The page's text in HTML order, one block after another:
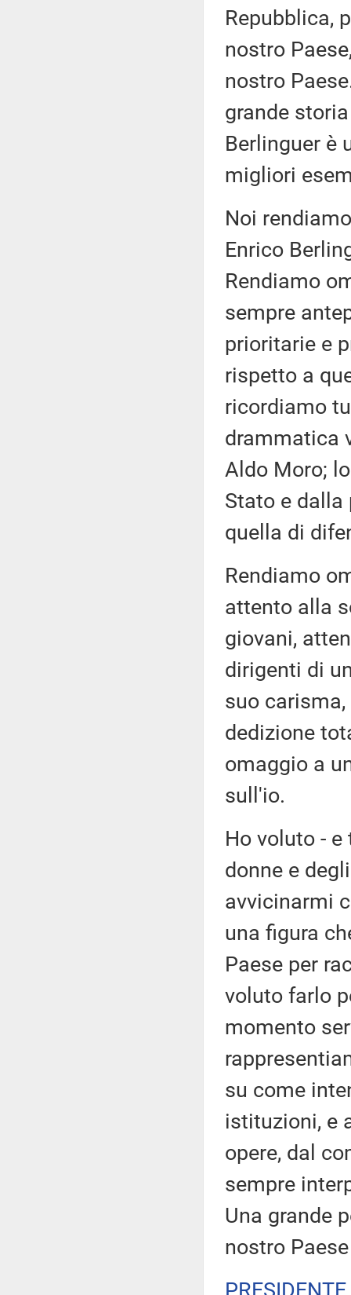
Repubblica,
nostro
nostro
grande
Berlinguer è
migliori
Noi
Enrico
Rendiamo
sempre
prioritarie e
rispetto a
ricordiamo
drammatica
Aldo Moro;
Stato e dalla
quella di
Rendiamo
attento alla
giovani,
dirigenti di
suo
dedizione
omaggio a
sull'io.
Ho voluto -
donne e
avvicinarmi
una figura
Paese per
voluto farlo
momento
su come
istituzioni, e
opere, dal
sempre
Una grande
nostro